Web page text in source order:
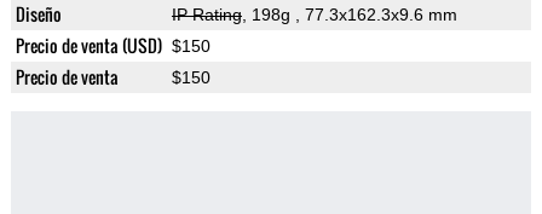
Diseño IP Rating, 198g , 77.3x162.3x9.6 mm
Precio de venta (USD) $150
Precio de venta $150